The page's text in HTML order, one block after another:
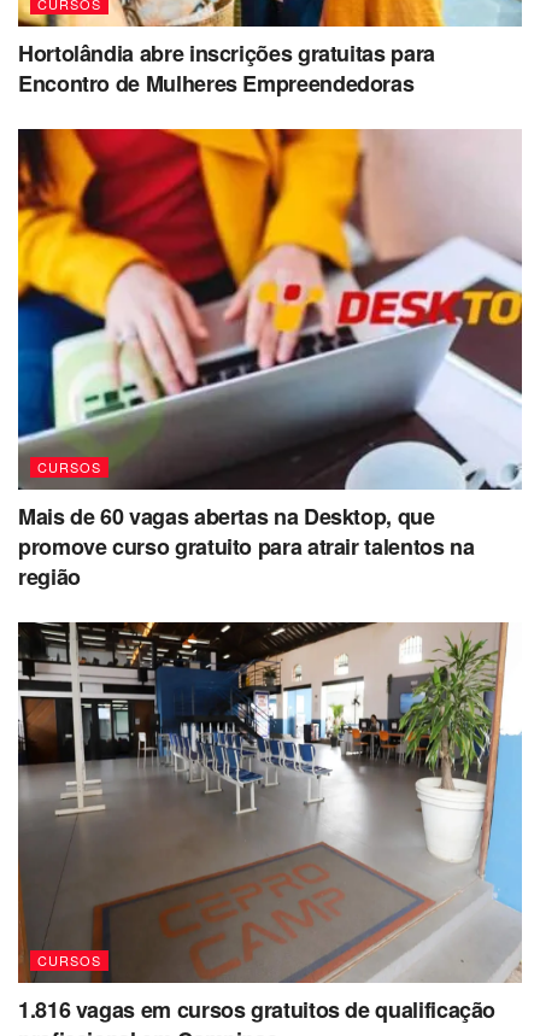
CURSOS
Hortolândia abre inscrições gratuitas para
Encontro de Mulheres Empreendedoras
CURSOS
Mais de 60 vagas abertas na Desktop, que
promove curso gratuito para atrair talentos na
região
CURSOS
1.816 vagas em cursos gratuitos de qualificação